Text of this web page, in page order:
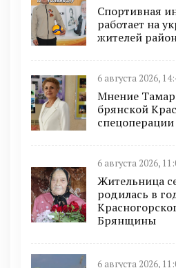
Спортивная
работает на
жителей
6 августа 2026,
Мнение
брянской
спецоперации
6 августа 2026,
Жительница
родилась в
Брянщины
6 августа 2026,